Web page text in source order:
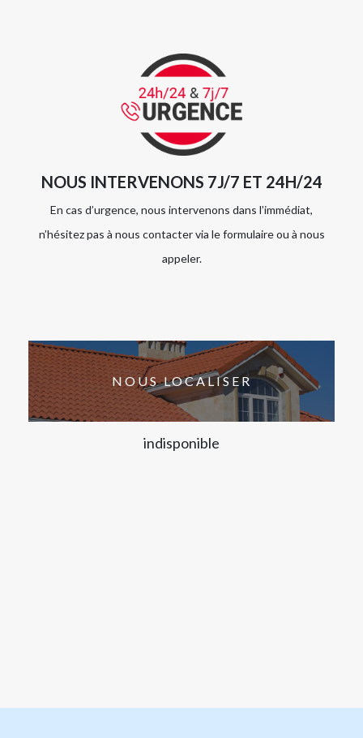
NOUS INTERVENONS 7J/7 ET 24H/24
En cas d’urgence, nous intervenons dans l’immédiat,
n’hésitez pas à nous contacter via le formulaire ou à nous
appeler.
NOUS LOCALISER
indisponible